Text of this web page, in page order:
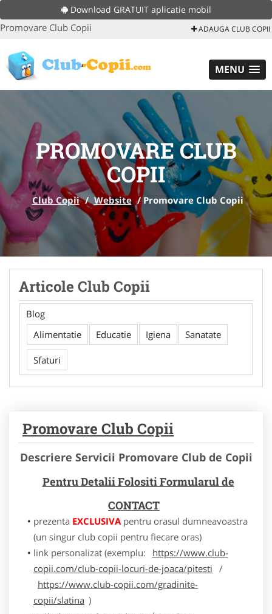
Download GRATUIT aplicatie mobil
Promovare Club Copii ADAUGA CLUB COPII
MENU
PROMOVARE CLUB
COPII
Club Copii / Website /Promovare Club Copii
Articole Club Copii
Blog
Alimentatie
Educatie Igiena Sanatate
Sfaturi
Promovare Club Copii
Descriere Servicii Promovare Club de Copii
Pentru Detalii Folositi Formularul de
CONTACT
prezenta EXCLUSIVApentru orasul dumneavoastra
(un singur club copii pentru fiecare oras)
link personalizat (exemplu:
https://www.club-
copii.com/club-copii-locuri-de-joaca/pitesti /
https://www.club-copii.com/gradinite-
copii/slatina )